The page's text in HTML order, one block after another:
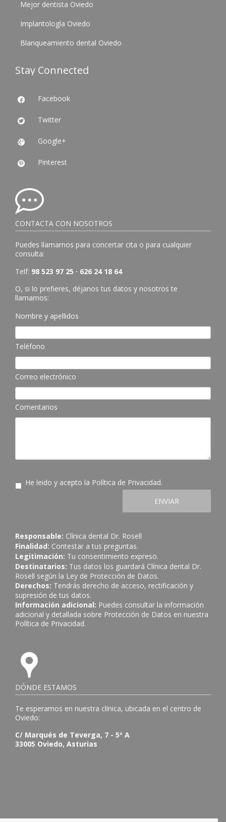
Mejor dentista Oviedo
Implantología Oviedo
Blanqueamiento dental Oviedo
Stay Connected
 Facebook
 Twitter
 Google+
 Pinterest
CONTACTA CON NOSOTROS
Puedes llamarnos para concertar cita o para cualquier
consulta:
Telf: 98 523 97 25 · 626 24 18 64
O, si lo prefieres, déjanos tus datos y nosotros te
llamamos:
Nombre y apellidos
Teléfono
Correo electrónico
Comentarios
He leido y acepto la Política de Privacidad.
ENVIAR
Responsable: Clínica dental Dr. Rosell
Finalidad: Contestar a tus preguntas.
Legitimación: Tu consentimiento expreso.
Destinatarios: Tus datos los guardará Clínica dental Dr.
Rosell según la Ley de Protección de Datos.
Derechos: Tendrás derecho de acceso, rectificación y
supresión de tus datos.
Información adicional: Puedes consultar la información
adicional y detallada sobre Protección de Datos en nuestra
Política de Privacidad.
DÓNDE ESTAMOS
Te esperamos en nuestra clínica, ubicada en el centro de
Oviedo:
C/ Marqués de Teverga, 7 - 5º A
33005 Oviedo, Asturias